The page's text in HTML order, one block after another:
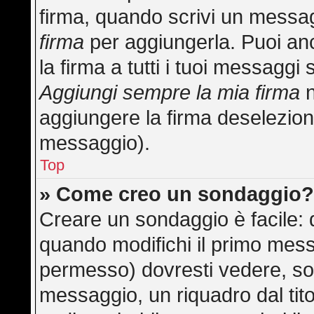
firma, quando scrivi un
firma per aggiungerla. Puoi
la firma a tutti i tuoi messaggi
Aggiungi sempre la mia firma
aggiungere la firma
messaggio).
Top
» Come creo un sondaggio?
Creare un sondaggio è
quando modifichi il primo
permesso) dovresti vedere,
messaggio, un riquadro dal